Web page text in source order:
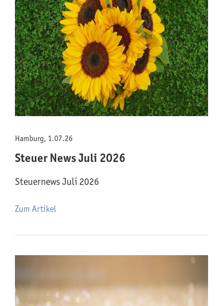
Hamburg, 1.07.26
Steuer News Juli 2026
Steuernews Juli 2026
Zum Artikel